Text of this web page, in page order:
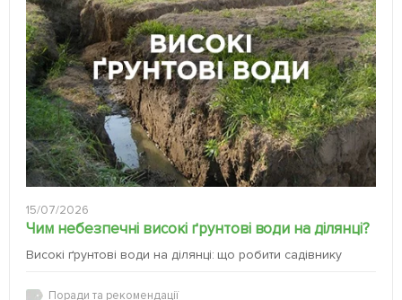
15/07/2026
Чим небезпечні високі ґрунтові води на ділянці?
Високі ґрунтові води на ділянці: що робити садівнику
Поради та рекомендації